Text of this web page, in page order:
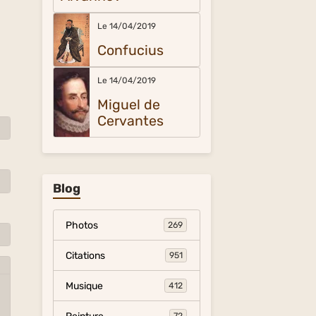
Le 14/04/2019
Confucius
Le 14/04/2019
Miguel de
Cervantes
Blog
Photos 269
Citations 951
Musique 412